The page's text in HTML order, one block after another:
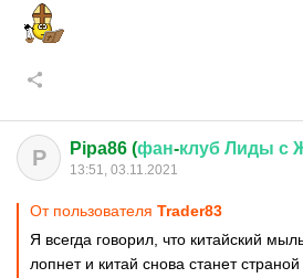
P Pipa86 (фан-клуб Лиды с
13:51, 03.11.2021
От пользователя Trader83
Я всегда говорил, что китайский
лопнет и китай снова станет